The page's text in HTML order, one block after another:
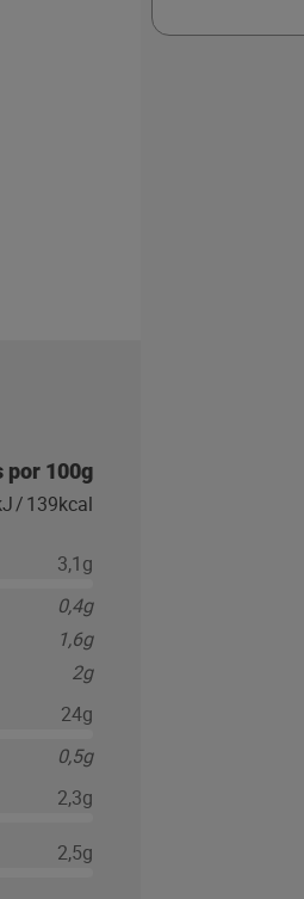
por 100g
/139kcal
3,1g
0,4g
1,6g
2g
24g
0,5g
2,3g
2,5g